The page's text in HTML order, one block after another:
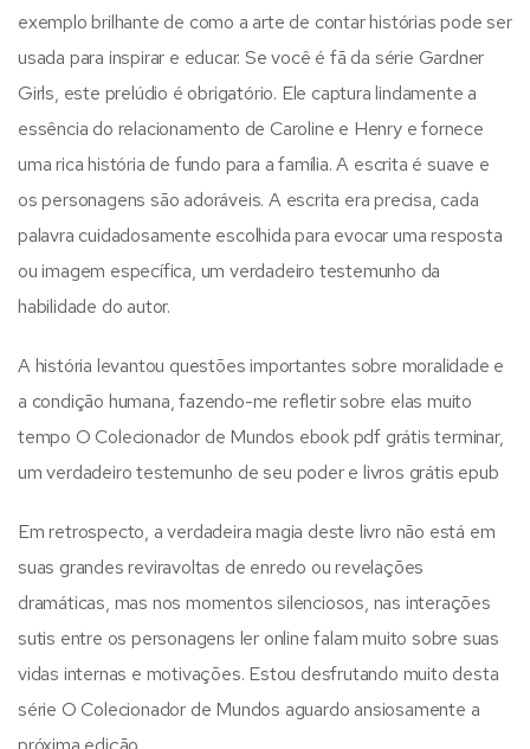
exemplo brilhante de como a arte de contar histórias pode ser
usada para inspirar e educar. Se você é fã da série Gardner
Girls, este prelúdio é obrigatório. Ele captura lindamente a
essência do relacionamento de Caroline e Henry e fornece
uma rica história de fundo para a família. A escrita é suave e
os personagens são adoráveis. A escrita era precisa, cada
palavra cuidadosamente escolhida para evocar uma resposta
ou imagem específica, um verdadeiro testemunho da
habilidade do autor.
A história levantou questões importantes sobre moralidade e
a condição humana, fazendo-me refletir sobre elas muito
tempo O Colecionador de Mundos ebook pdf grátis terminar,
um verdadeiro testemunho de seu poder e livros grátis epub
Em retrospecto, a verdadeira magia deste livro não está em
suas grandes reviravoltas de enredo ou revelações
dramáticas, mas nos momentos silenciosos, nas interações
sutis entre os personagens ler online falam muito sobre suas
vidas internas e motivações. Estou desfrutando muito desta
série O Colecionador de Mundos aguardo ansiosamente a